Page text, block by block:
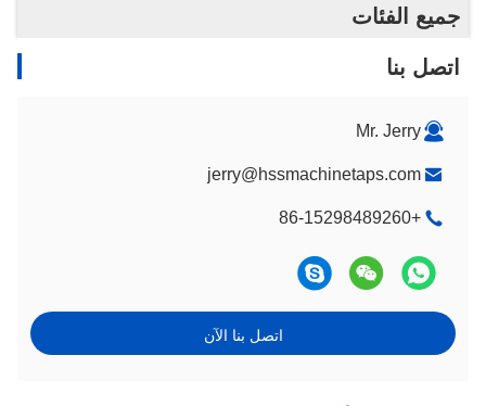
جميع الفئات
اتصل بنا
Mr. Jerry
jerry@hssmachinetaps.com
+86-15298489260
اتصل بنا الآن